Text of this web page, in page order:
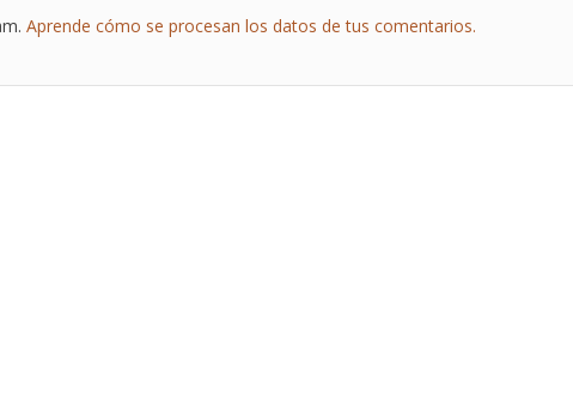
Aprende cómo se procesan los datos de tus comentarios.